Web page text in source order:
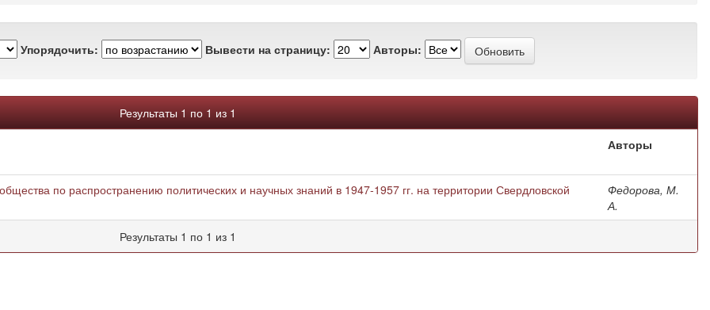
Упорядочить: Вывести на страницу: Авторы:
Результаты 1 по 1 из 1
Авторы
по распространению политических и научных знаний в 1947-1957 гг. на территории Свердловской
Федорова, М.
А.
Результаты 1 по 1 из 1